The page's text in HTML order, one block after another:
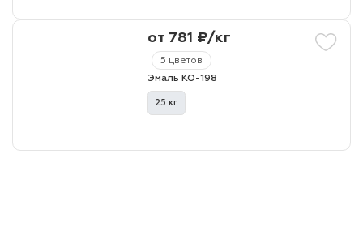
5 цветов
от 781 ₽/кг
Эмаль КО-198
25 кг